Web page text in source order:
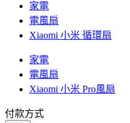
家電
電風扇
Xiaomi 小米 循環扇
家電
電風扇
Xiaomi 小米 Pro風扇
付款方式